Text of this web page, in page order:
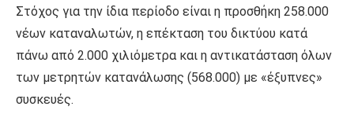
Στόχος για την ίδια περίοδο είναι η προσθήκη 258.000
νέων καταναλωτών, η επέκταση του δικτύου κατά
πάνω από 2.000 χιλιόμετρα και η αντικατάσταση όλων
των μετρητών κατανάλωσης (568.000) με «έξυπνες»
συσκευές.